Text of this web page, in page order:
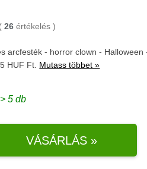
( 26 értékelés)
arcfesték - horror clown -
HUF Ft. Mutass többet »
5 db
VÁSÁRLÁS »